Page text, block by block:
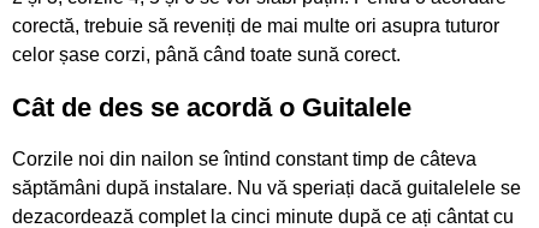
corectă, trebuie să reveniți de mai multe ori asupra tuturor
celor șase corzi, până când toate sună corect.
Cât de des se acordă o Guitalele
Corzile noi din nailon se întind constant timp de câteva
săptămâni după instalare. Nu vă speriați dacă guitalelele se
dezacordează complet la cinci minute după ce ați cântat cu